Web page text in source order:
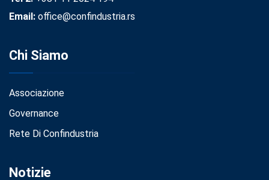
Email: office@confindustria.rs
Chi Siamo
Associazione
Governance
Rete Di Confindustria
Notizie